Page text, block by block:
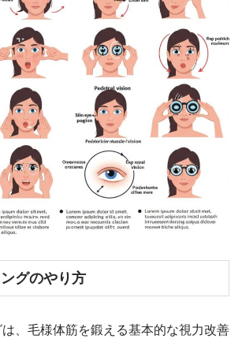
グのやり方
、毛様体筋を鍛える基本的な視力改善